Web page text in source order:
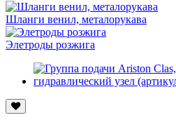
Шланги венил, металорукава
Элетроды розжига